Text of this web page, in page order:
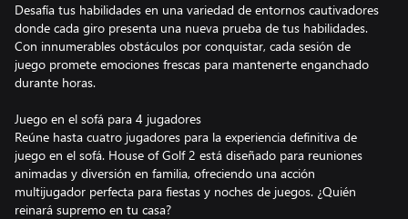
Desafía tus habilidades en una variedad de entornos cautivadores
donde cada giro presenta una nueva prueba de tus habilidades.
Con innumerables obstáculos por conquistar, cada sesión de
juego promete emociones frescas para mantenerte enganchado
durante horas.
Juego en el sofá para 4 jugadores
Reúne hasta cuatro jugadores para la experiencia definitiva de
juego en el sofá. House of Golf 2 está diseñado para reuniones
animadas y diversión en familia, ofreciendo una acción
multijugador perfecta para fiestas y noches de juegos. ¿Quién
reinará supremo en tu casa?